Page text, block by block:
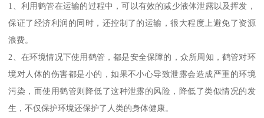
1、利用鹤管在运输的过程中，可以有效的减少液体泄露以及挥发，
保证了经济利润的同时，还控制了的运输，很大程度上避免了资源
浪费。
2、在环境情况下使用鹤管，都是安全保障的，众所周知，鹤管对环
境对人体的伤害都是小的，如果不小心导致泄露会造成严重的环境
污染，而使用鹤管则降低了这种泄露的风险，降低了类似情况的发
生，不仅保护环境还保护了人类的身体健康。